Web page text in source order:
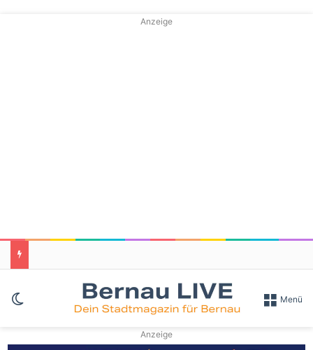
Anzeige
Skin umschalten Menü
Anzeige